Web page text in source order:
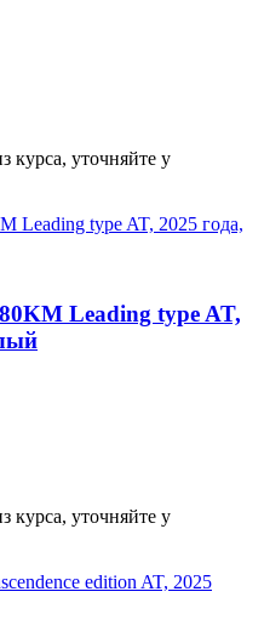
курса, уточняйте у
Leading type AT,
курса, уточняйте у